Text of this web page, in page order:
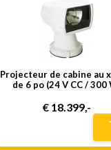
Projecteur de cabine au
de 6 po (24 V CC / 300
€ 18.399,-